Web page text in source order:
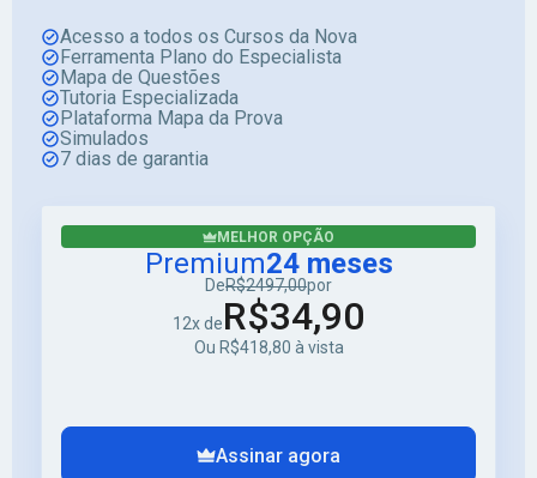
Acesso a todos os Cursos da Nova
Ferramenta Plano do Especialista
Mapa de Questões
Tutoria Especializada
Plataforma Mapa da Prova
Simulados
7 dias de garantia
MELHOR OPÇÃO
Premium24 meses
DeR$2497,00por
12x deR$34,90
Ou R$418,80 à vista
Assinar agora